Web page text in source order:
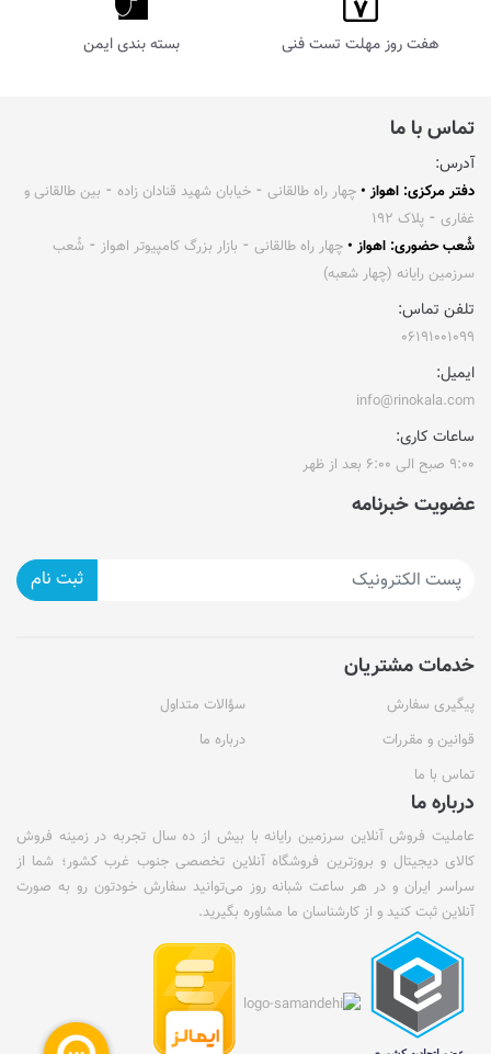
هفت روز مهلت تست فنی بسته بندی ایمن
تماس با ما
آدرس:
دفتر مرکزی: اهواز • چهار راه طالقانی ⁃ خیابان شهید قنادان زاده ⁃ بین طالقانی و
غفاری ⁃ پلاک ۱۹۲
شُعب حضوری: اهواز • چهار راه طالقانی ⁃ بازار بزرگ کامپیوتر اهواز ⁃ شُعب
سرزمین رایانه (چهار شعبه)
تلفن تماس:
۰۶۱۹۱۰۰۱۰۹۹
ایمیل:
info@rinokala.com
ساعات کاری:
۹:۰۰ صبح الی ۶:۰۰ بعد از ظهر
عضویت خبرنامه
ثبت نام
خدمات مشتریان
پیگیری سفارش
سؤالات متداول
قوانین و مقررات
درباره ما
تماس با ما
درباره ما
عاملیت فروش آنلاین سرزمین رایانه با بیش از ده سال تجربه در زمینه فروش
کالای دیجیتال و بروزترین فروشگاه آنلاین تخصصی جنوب غرب کشور؛ شما از
سراسر ایران و در هر ساعت شبانه روز می‌توانید سفارش خودتون رو به صورت
آنلاین ثبت کنید و از کارشناسان ما مشاوره بگیرید.